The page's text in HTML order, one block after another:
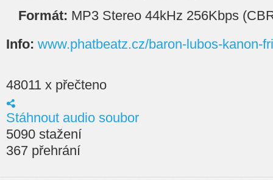
Formát: MP3 Stereo 44kHz 256Kbps
Info: www.phatbeatz.cz/baron-lubos-kanon-
48011 x přečteno
Stáhnout audio soubor
5090 stažení
367 přehrání